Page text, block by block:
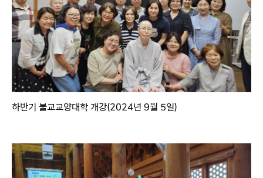
하반기 불교교양대학 개강(2024년 9월 5일)